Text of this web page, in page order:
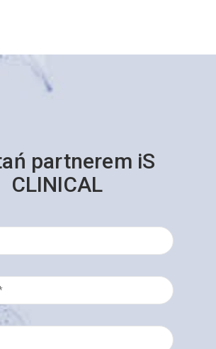
partnerem iS
CLINICAL